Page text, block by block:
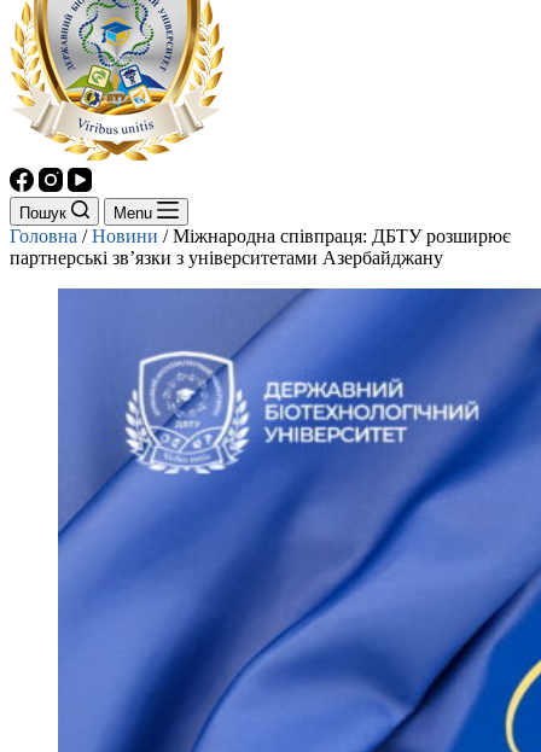
Пошук Menu
Головна /Новини /Міжнародна співпраця: ДБТУ розширює
партнерські зв’язки з університетами Азербайджану